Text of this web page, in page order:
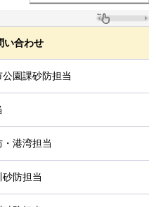
い合わせ
園課砂防担当
港湾担当
防担当